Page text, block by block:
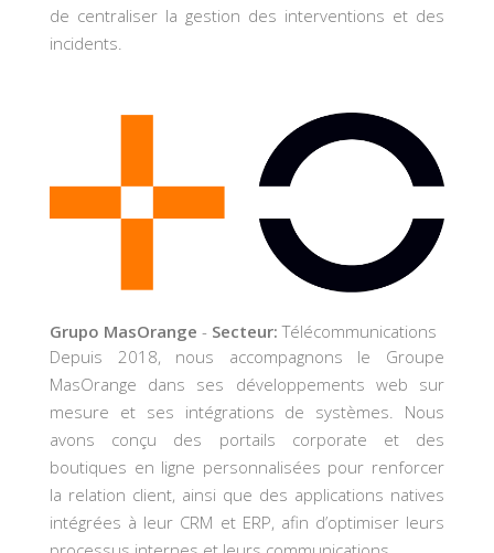
de centraliser la gestion des interventions et des
incidents.
Grupo MasOrange - Secteur:Télécommunications
Depuis 2018, nous accompagnons le Groupe
MasOrange dans ses développements web sur
mesure et ses intégrations de systèmes. Nous
avons conçu des portails corporate et des
boutiques en ligne personnalisées pour renforcer
la relation client, ainsi que des applications natives
intégrées à leur CRM et ERP, afin d’optimiser leurs